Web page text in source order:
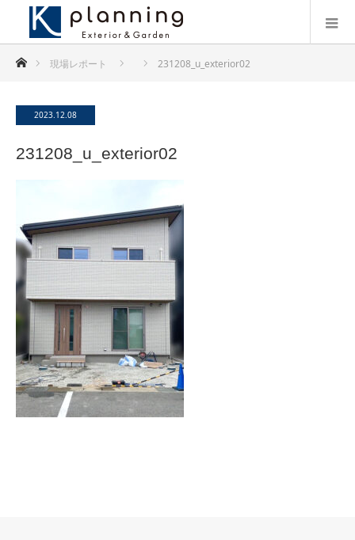
ホーム現場レポート 231208_u_exterior02
2023.12.08
231208_u_exterior02